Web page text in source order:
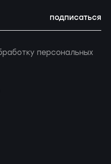
подписаться
персональных